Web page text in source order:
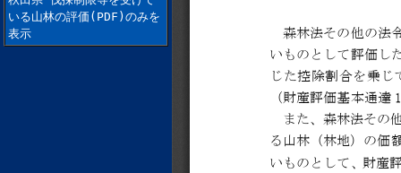
いる山林の評価(PDF)のみを
表示